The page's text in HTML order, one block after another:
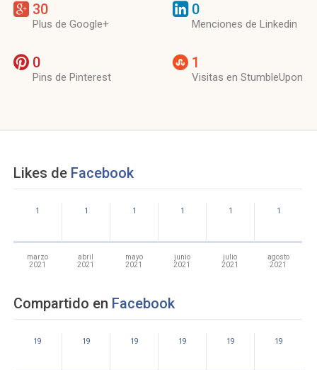
30
Plus de Google+
0
Menciones de Linkedin
0
Pins de Pinterest
1
Visitas en StumbleUpon
Likes de Facebook
1
marzo
2021
1
abril
2021
1
mayo
2021
1
junio
2021
1
julio
2021
1
agosto
2021
Compartido en Facebook
19 19 19 19 19 19